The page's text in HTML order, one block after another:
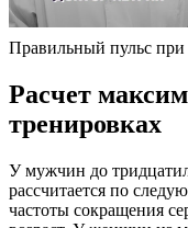
Правильный пульс при
Расчет
тренировках
У мужчин до
рассчитается по
частоты сокращения